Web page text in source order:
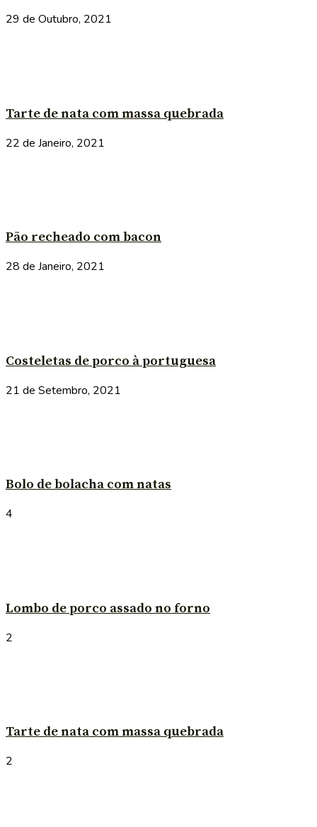
29 de Outubro, 2021
Tarte de nata com massa quebrada
22 de Janeiro, 2021
Pão recheado com bacon
28 de Janeiro, 2021
Costeletas de porco à portuguesa
21 de Setembro, 2021
Bolo de bolacha com natas
4
Lombo de porco assado no forno
2
Tarte de nata com massa quebrada
2